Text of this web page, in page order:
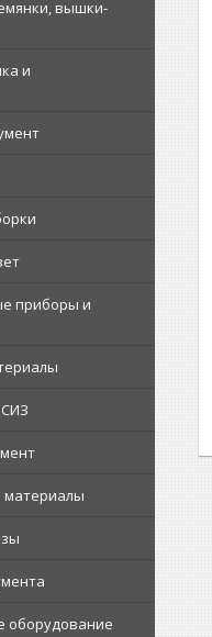
вышки-
и
приборы и
материалы
оборудование